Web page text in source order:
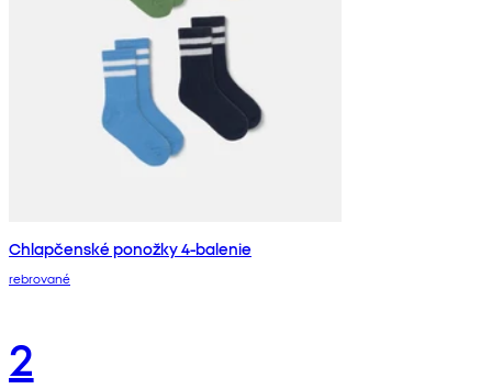
Chlapčenské ponožky 4-balenie
rebrované
2